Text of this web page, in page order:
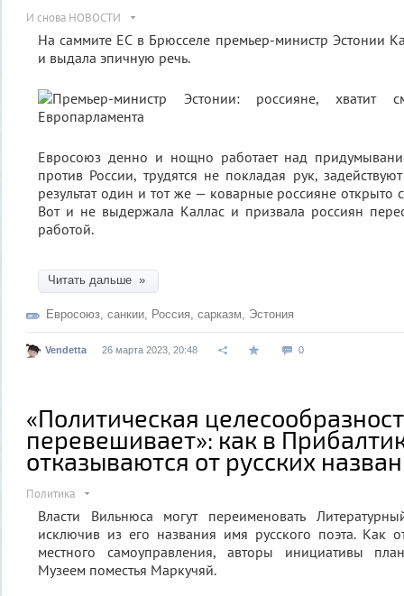
И снова НОВОСТИ
На саммите ЕС в Брюсселе премьер-министр Эстонии
и выдала эпичную речь.
Евросоюз денно и нощно работает над
против России, трудятся не покладая рук,
результат один и тот же — коварные россияне открыто
Вот и не выдержала Каллас и призвала россиян
работой.
Читать дальше »
Евросоюз, санкии, Россия, сарказм, Эстония
Vendetta 26 марта 2023, 20:48 0
«Политическая
перевешивает»: как в
отказываются от русских
Политика
Власти Вильнюса могут переименовать
исключив из его названия имя русского поэта. Как
местного самоуправления, авторы инициативы
Музеем поместья Маркучяй.